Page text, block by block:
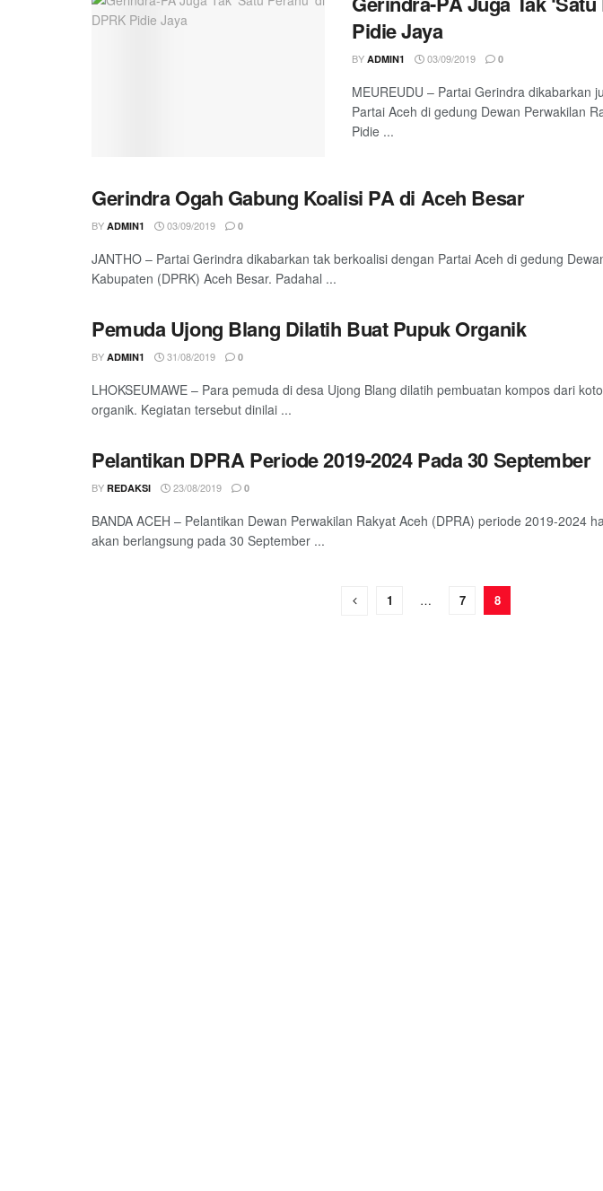
Pidie Jaya
BY ADMIN1 03/09/2019 0
MEUREUDU – Partai Gerindra dikabarkan
Partai Aceh di gedung Dewan Perwakilan
Pidie ...
Gerindra Ogah Gabung Koalisi PA di Aceh Besar
BY ADMIN1 03/09/2019 0
JANTHO – Partai Gerindra dikabarkan tak berkoalisi dengan Partai Aceh di gedung
Kabupaten (DPRK) Aceh Besar. Padahal ...
Pemuda Ujong Blang Dilatih Buat Pupuk Organik
BY ADMIN1 31/08/2019 0
LHOKSEUMAWE – Para pemuda di desa Ujong Blang dilatih pembuatan kompos dari
organik. Kegiatan tersebut dinilai ...
Pelantikan DPRA Periode 2019-2024 Pada 30 September
BY REDAKSI 23/08/2019 0
BANDA ACEH – Pelantikan Dewan Perwakilan Rakyat Aceh (DPRA) periode 2019-2024
akan berlangsung pada 30 September ...
1 … 7 8